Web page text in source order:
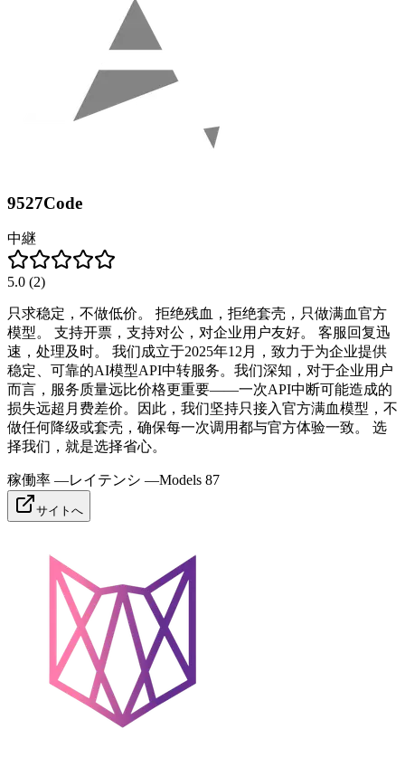
9527Code
中継
5.0 (2)
只求稳定，不做低价。 拒绝残血，拒绝套壳，只做满血官方
模型。 支持开票，支持对公，对企业用户友好。 客服回复迅
速，处理及时。 我们成立于2025年12月，致力于为企业提供
稳定、可靠的AI模型API中转服务。我们深知，对于企业用户
而言，服务质量远比价格更重要——一次API中断可能造成的
损失远超月费差价。因此，我们坚持只接入官方满血模型，不
做任何降级或套壳，确保每一次调用都与官方体验一致。 选
择我们，就是选择省心。
稼働率 —レイテンシ —Models 87
サイトへ